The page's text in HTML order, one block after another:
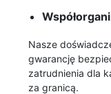
Nasze
gwarancję
zatrudnienia dla
za granicą.